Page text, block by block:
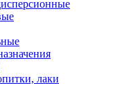
лаки